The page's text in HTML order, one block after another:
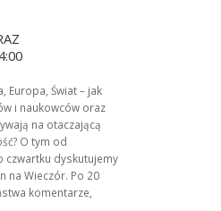
Europa, Świat – jak
i naukowców oraz
na otaczającą
O tym od
czwartku dyskutujemy
na Wieczór. Po 20
komentarze,